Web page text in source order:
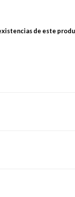
de este